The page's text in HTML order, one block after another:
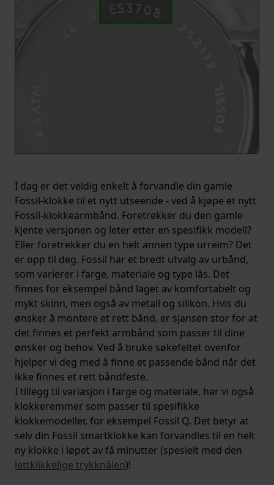
I dag er det veldig enkelt å forvandle din gamle
Fossil-klokke til et nytt utseende - ved å kjøpe et nytt
Fossil-klokkearmbånd. Foretrekker du den gamle
kjente versjonen og leter etter en spesifikk modell?
Eller foretrekker du en helt annen type urreim? Det
er opp til deg. Fossil har et bredt utvalg av urbånd,
som varierer i farge, materiale og type lås. Det
finnes for eksempel bånd laget av komfortabelt og
mykt skinn, men også av metall og silikon. Hvis du
ønsker å montere et rett bånd, er sjansen stor for at
det finnes et perfekt armbånd som passer til dine
ønsker og behov. Ved å bruke søkefeltet ovenfor
hjelper vi deg med å finne et passende bånd når det
ikke finnes et rett båndfeste.
I tillegg til variasjon i farge og materiale, har vi også
klokkeremmer som passer til spesifikke
klokkemodeller, for eksempel Fossil Q. Det betyr at
selv din Fossil smartklokke kan forvandles til en helt
ny klokke i løpet av få minutter (spesielt med den
lettklikkelige trykknålen)!